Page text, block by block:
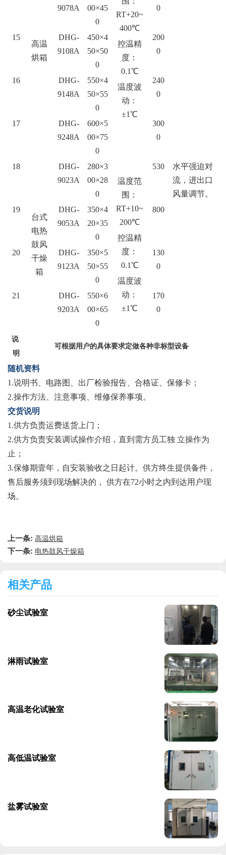
高温
烘箱
RT+20~
400℃
控温精
度：
0.1℃
温度波
动：
±1℃
9078A
00×45
0
0
15
DHG-
9108A
450×4
50×50
0
200
0
16
DHG-
9148A
550×4
50×55
0
240
0
17
DHG-
9248A
600×5
00×75
0
300
0
18
台式
电热
鼓风
干燥
箱
DHG-
9023A
280×3
00×28
0
温度范
围：
RT+10~
200℃
控温精
度：
0.1℃
温度波
动：
±1℃
530
水平强迫对
流，进出口
风量调节。
19
DHG-
9053A
350×4
20×35
0
800
20
DHG-
9123A
350×5
50×55
0
130
0
21
DHG-
9203A
550×6
00×65
0
170
0
说
明
可根据用户的具体要求定做各种非标型设备
随机资料
1.说明书、电路图、出厂检验报告、合格证、保修卡；
2.操作方法、注意事项、维修保养事项。
交货说明
1.供方负责运费送货上门；
2.供方负责安装调试操作介绍，直到需方员工独 立操作为
止；
3.保修期壹年，自安装验收之日起计。供方终生提供备件，
售后服务须到现场解决的， 供方在72小时之内到达用户现
场。
上一条: 高温烘箱
下一条: 电热鼓风干燥箱
相关产品
砂尘试验室
淋雨试验室
高温老化试验室
高低温试验室
盐雾试验室